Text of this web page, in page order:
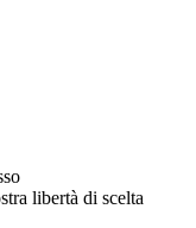
libertà di scelta